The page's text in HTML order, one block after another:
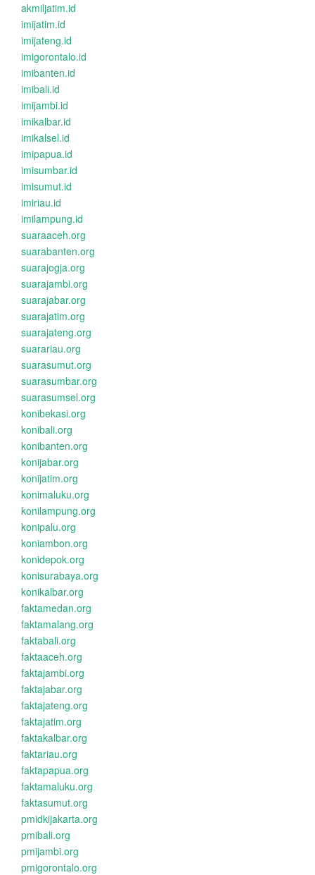
akmiljatim.id
imijatim.id
imijateng.id
imigorontalo.id
imibanten.id
imibali.id
imijambi.id
imikalbar.id
imikalsel.id
imipapua.id
imisumbar.id
imisumut.id
imiriau.id
imilampung.id
suaraaceh.org
suarabanten.org
suarajogja.org
suarajambi.org
suarajabar.org
suarajatim.org
suarajateng.org
suarariau.org
suarasumut.org
suarasumbar.org
suarasumsel.org
konibekasi.org
konibali.org
konibanten.org
konijabar.org
konijatim.org
konimaluku.org
konilampung.org
konipalu.org
koniambon.org
konidepok.org
konisurabaya.org
konikalbar.org
faktamedan.org
faktamalang.org
faktabali.org
faktaaceh.org
faktajambi.org
faktajabar.org
faktajateng.org
faktajatim.org
faktakalbar.org
faktariau.org
faktapapua.org
faktamaluku.org
faktasumut.org
pmidkijakarta.org
pmibali.org
pmijambi.org
pmigorontalo.org